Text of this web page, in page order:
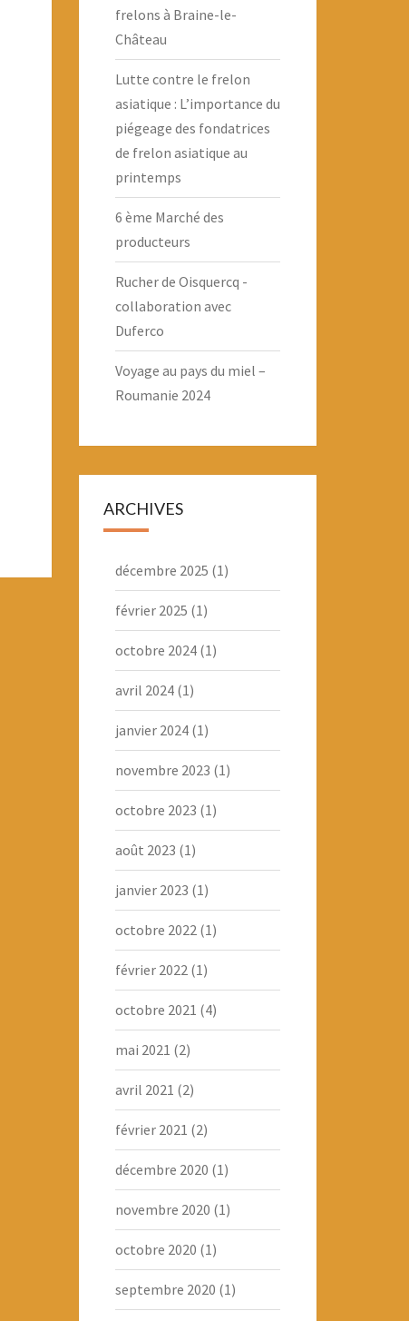
frelons à Braine-le-
Château
Lutte contre le frelon
asiatique : L’importance du
piégeage des fondatrices
de frelon asiatique au
printemps
6 ème Marché des
producteurs
Rucher de Oisquercq -
collaboration avec
Duferco
Voyage au pays du miel –
Roumanie 2024
ARCHIVES
décembre 2025 (1)
février 2025 (1)
octobre 2024(1)
avril 2024(1)
janvier 2024(1)
novembre 2023 (1)
octobre 2023 (1)
août 2023 (1)
janvier 2023 (1)
octobre 2022(1)
février 2022(1)
octobre 2021 (4)
mai 2021 (2)
avril 2021 (2)
février 2021 (2)
décembre 2020 (1)
novembre 2020 (1)
octobre 2020 (1)
septembre 2020 (1)